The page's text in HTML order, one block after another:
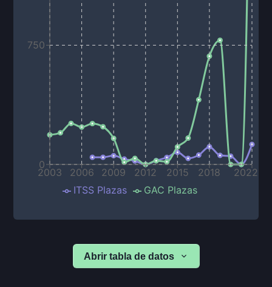
2003 2006 2009 2012 2015 2018 2022
0
750
ITSS Plazas GAC Plazas
Abrir tabla de datos